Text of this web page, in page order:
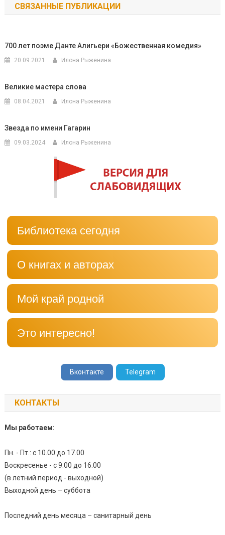
записям
СВЯЗАННЫЕ ПУБЛИКАЦИИ
700 лет поэме Данте Алигьери «Божественная комедия»
20.09.2021 Илона Рыженина
Великие мастера слова
08.04.2021 Илона Рыженина
Звезда по имени Гагарин
09.03.2024 Илона Рыженина
Библиотека сегодня
О книгах и авторах
Мой край родной
Это интересно!
Вконтакте Telegram
КОНТАКТЫ
Мы работаем:
Пн. - Пт.: с 10.00 до 17.00
Воскресенье - с 9.00 до 16.00
(в летний период - выходной)
Выходной день – суббота
Последний день месяца – санитарный день